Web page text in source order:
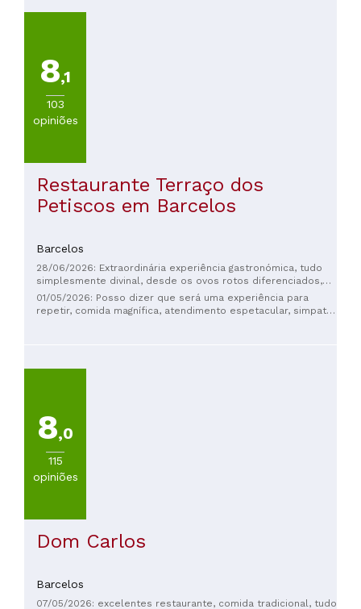
8,1
103
opiniões
Restaurante Terraço dos
Petiscos em Barcelos
Barcelos
28/06/2026: Extraordinária experiência gastronómica, tudo
simplesmente divinal, desde os ovos rotos diferenciados,
ao misto de bacalhau com polvo e broa, batatas a murro e
legumes salteados, passando pela sobremesa rabanada
01/05/2026: Posso dizer que será uma experiência para
repetir, comida magnífica, atendimento espetacular, simpatia
8,0
115
opiniões
Dom Carlos
Barcelos
07/05/2026: excelentes restaurante, comida tradicional, tudo